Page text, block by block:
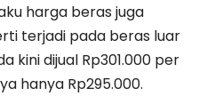
harga beras juga
terjadi pada beras luar
kini dijual Rp301.000 per
hanya Rp295.000.